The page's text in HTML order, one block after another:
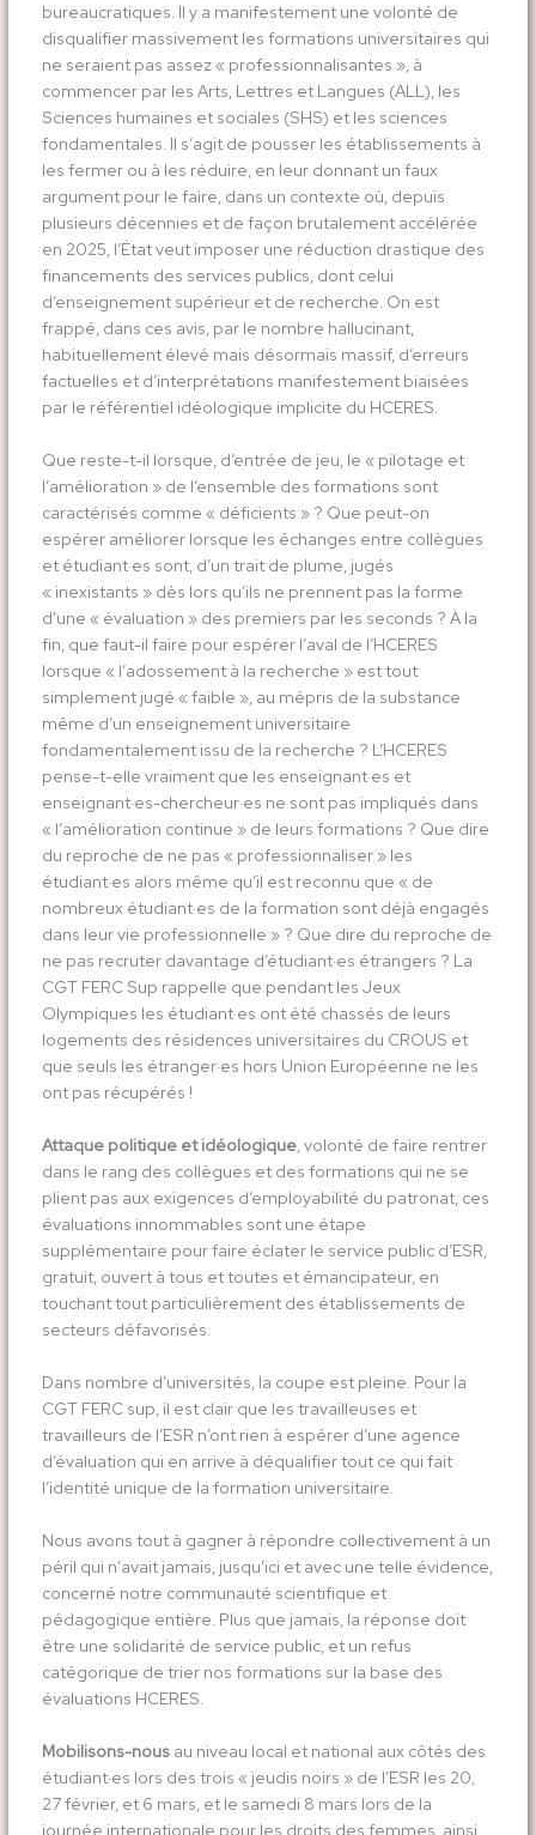
bureaucratiques. Il y a manifestement une volonté de
disqualifier massivement les formations universitaires qui
ne seraient pas assez « professionnalisantes », à
commencer par les Arts, Lettres et Langues (ALL), les
Sciences humaines et sociales (SHS) et les sciences
fondamentales. Il s’agit de pousser les établissements à
les fermer ou à les réduire, en leur donnant un faux
argument pour le faire, dans un contexte où, depuis
plusieurs décennies et de façon brutalement accélérée
en 2025, l’État veut imposer une réduction drastique des
financements des services publics, dont celui
d’enseignement supérieur et de recherche. On est
frappé, dans ces avis, par le nombre hallucinant,
habituellement élevé mais désormais massif, d’erreurs
factuelles et d’interprétations manifestement biaisées
par le référentiel idéologique implicite du HCERES.
Que reste-t-il lorsque, d’entrée de jeu, le « pilotage et
l’amélioration » de l’ensemble des formations sont
caractérisés comme « déficients » ? Que peut-on
espérer améliorer lorsque les échanges entre collègues
et étudiant·es sont, d’un trait de plume, jugés
« inexistants » dès lors qu’ils ne prennent pas la forme
d’une « évaluation » des premiers par les seconds ? À la
fin, que faut-il faire pour espérer l’aval de l’HCERES
lorsque « l’adossement à la recherche » est tout
simplement jugé « faible », au mépris de la substance
même d’un enseignement universitaire
fondamentalement issu de la recherche ? L’HCERES
pense-t-elle vraiment que les enseignant·es et
enseignant·es-chercheur·es ne sont pas impliqués dans
« l’amélioration continue » de leurs formations ? Que dire
du reproche de ne pas « professionnaliser » les
étudiant·es alors même qu’il est reconnu que « de
nombreux étudiant·es de la formation sont déjà engagés
dans leur vie professionnelle » ? Que dire du reproche de
ne pas recruter davantage d’étudiant·es étrangers ? La
CGT FERC Sup rappelle que pendant les Jeux
Olympiques les étudiant·es ont été chassés de leurs
logements des résidences universitaires du CROUS et
que seuls les étranger·es hors Union Européenne ne les
ont pas récupérés !
Attaque politique et idéologique, volonté de faire rentrer
dans le rang des collègues et des formations qui ne se
plient pas aux exigences d’employabilité du patronat, ces
évaluations innommables sont une étape
supplémentaire pour faire éclater le service public d’ESR,
gratuit, ouvert à tous et toutes et émancipateur, en
touchant tout particulièrement des établissements de
secteurs défavorisés.
Dans nombre d’universités, la coupe est pleine. Pour la
CGT FERC sup, il est clair que les travailleuses et
travailleurs de l’ESR n’ont rien à espérer d’une agence
d’évaluation qui en arrive à déqualifier tout ce qui fait
l’identité unique de la formation universitaire.
Nous avons tout à gagner à répondre collectivement à un
péril qui n’avait jamais, jusqu’ici et avec une telle évidence,
concerné notre communauté scientifique et
pédagogique entière. Plus que jamais, la réponse doit
être une solidarité de service public, et un refus
catégorique de trier nos formations sur la base des
évaluations HCERES.
Mobilisons-nousau niveau local et national aux côtés des
étudiant·es lors des trois « jeudis noirs » de l’ESR les 20,
27 février, et 6 mars, et le samedi 8 mars lors de la
journée internationale pour les droits des femmes, ainsi